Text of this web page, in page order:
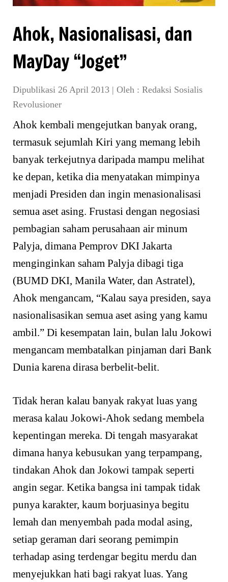
Ahok, Nasionalisasi, dan
MayDay “Joget”
Dipublikasi 26 April 2013 | Oleh : Redaksi Sosialis
Revolusioner
Ahok kembali mengejutkan banyak orang,
termasuk sejumlah Kiri yang memang lebih
banyak terkejutnya daripada mampu melihat
ke depan, ketika dia menyatakan mimpinya
menjadi Presiden dan ingin menasionalisasi
semua aset asing. Frustasi dengan negosiasi
pembagian saham perusahaan air minum
Palyja, dimana Pemprov DKI Jakarta
menginginkan saham Palyja dibagi tiga
(BUMD DKI, Manila Water, dan Astratel),
Ahok mengancam, “Kalau saya presiden, saya
nasionalisasikan semua aset asing yang kamu
ambil.” Di kesempatan lain, bulan lalu Jokowi
mengancam membatalkan pinjaman dari Bank
Dunia karena dirasa berbelit-belit.
Tidak heran kalau banyak rakyat luas yang
merasa kalau Jokowi-Ahok sedang membela
kepentingan mereka. Di tengah masyarakat
dimana hanya kebusukan yang terpampang,
tindakan Ahok dan Jokowi tampak seperti
angin segar. Ketika bangsa ini tampak tidak
punya karakter, kaum borjuasinya begitu
lemah dan menyembah pada modal asing,
setiap geraman dari seorang pemimpin
terhadap asing terdengar begitu merdu dan
menyejukkan hati bagi rakyat luas. Yang